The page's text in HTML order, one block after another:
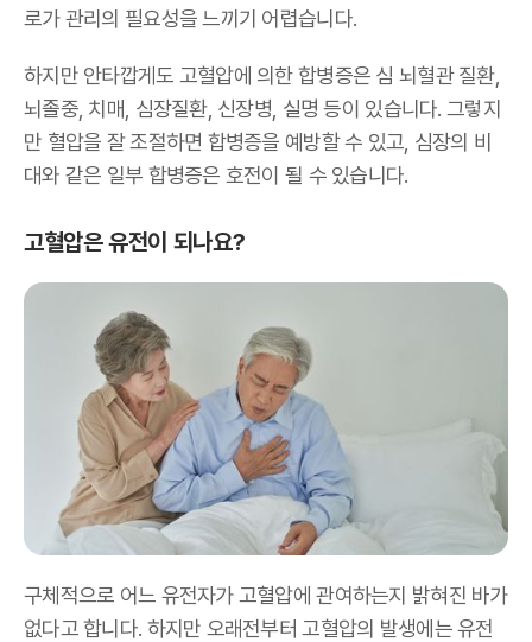
로가 관리의 필요성을 느끼기 어렵습니다.
하지만 안타깝게도 고혈압에 의한 합병증은 심 뇌혈관 질환,
뇌졸중, 치매, 심장질환, 신장병, 실명 등이 있습니다. 그렇지
만 혈압을 잘 조절하면 합병증을 예방할 수 있고, 심장의 비
대와 같은 일부 합병증은 호전이 될 수 있습니다.
고혈압은 유전이 되나요?
구체적으로 어느 유전자가 고혈압에 관여하는지 밝혀진 바가
없다고 합니다. 하지만 오래전부터 고혈압의 발생에는 유전